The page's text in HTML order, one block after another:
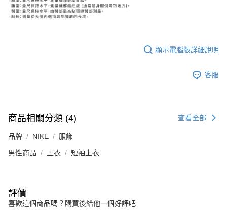
顯示電腦版詳細說明
客服
商品相關分類 (4) 查看全部
品牌 NIKE 服飾
男性商品 上衣 短袖上衣
評價
喜歡這個商品嗎？購買後給他一個好評吧